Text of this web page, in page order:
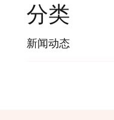
分类
新闻动态